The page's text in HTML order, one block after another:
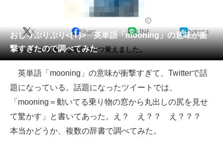
リサーチ
会員記事
メディア
注目記事を集めた総合ページ
ITの今と未来を見通す
スマホと通信の最新トレンド
おしりぷりぷり<( I )> 英単語「mooning」の意味が衝
撃すぎたので調べてみた
X Share LINE hatena
今日はとても重要な単語を1つ覚えました。
英単語「mooning」の意味が衝撃すぎて、Twitterで話
題になっている。話題になったツイートでは、
「mooning＝動いてる乗り物の窓から丸出しの尻を見せ
て驚かす」と書いてあった。え？ え？？ え？？？
本当かどうか、複数の辞書で調べてみた。